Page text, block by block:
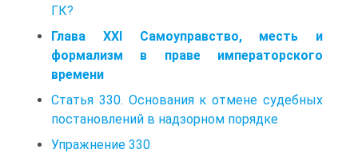
ГК?
Глава XXI Самоуправство, месть и
формализм в праве императорского
времени
Статья 330. Основания к отмене судебных
постановлений в надзорном порядке
Упражнение 330